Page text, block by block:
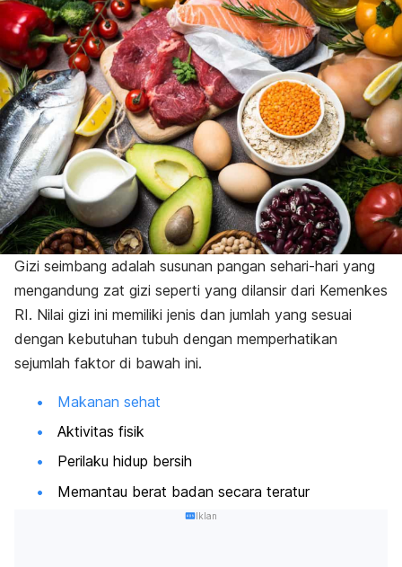
Gizi seimbang adalah susunan pangan sehari-hari yang
mengandung zat gizi seperti yang dilansir dari Kemenkes
RI. Nilai gizi ini memiliki jenis dan jumlah yang sesuai
dengan kebutuhan tubuh dengan memperhatikan
sejumlah faktor di bawah ini.
Makanan sehat
Aktivitas fisik
Perilaku hidup bersih
Memantau berat badan secara teratur
Iklan